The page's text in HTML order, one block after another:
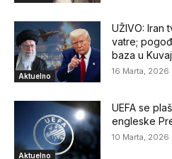
Aktuelno
UŽIVO: Iran
vatre;
baza u
16 Marta, 2026
Aktuelno
UEFA se
engleske
10 Marta, 2026